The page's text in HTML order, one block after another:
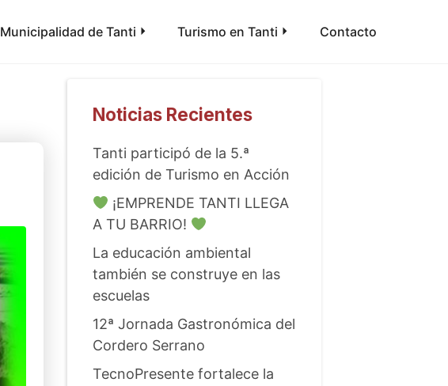
Municipalidad de Tanti Turismo en Tanti Contacto
Noticias Recientes
Tanti participó de la 5.ª
edición de Turismo en Acción
¡EMPRENDE TANTI LLEGA
A TU BARRIO!
La educación ambiental
también se construye en las
escuelas
12ª Jornada Gastronómica del
Cordero Serrano
TecnoPresente fortalece la